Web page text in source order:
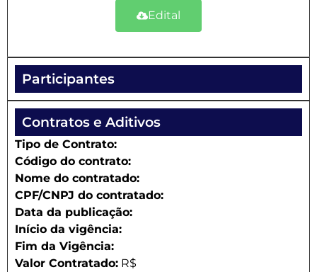
Edital
Participantes
Contratos e Aditivos
Tipo de Contrato:
Código do contrato:
Nome do contratado:
CPF/CNPJ do contratado:
Data da publicação:
Início da vigência:
Fim da Vigência:
Valor Contratado: R$